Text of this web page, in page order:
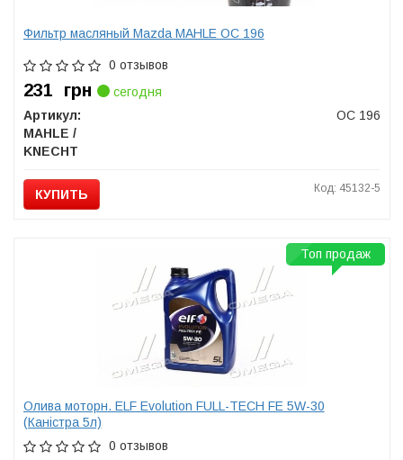
Фильтр масляный Mazda MAHLE OC 196
0 отзывов
231 грн
сегодня
Артикул:
OC 196
MAHLE /
KNECHT
КУПИТЬ Код: 45132-5
Олива моторн. ELF Evolution FULL-TECH FE 5W-30
(Каністра 5л)
0 отзывов
Топ продаж